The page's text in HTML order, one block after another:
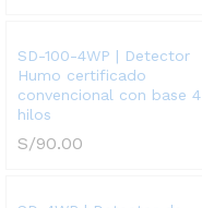
SD-100-4WP | Detector
Humo certificado
convencional con base 4
hilos
S/90.00